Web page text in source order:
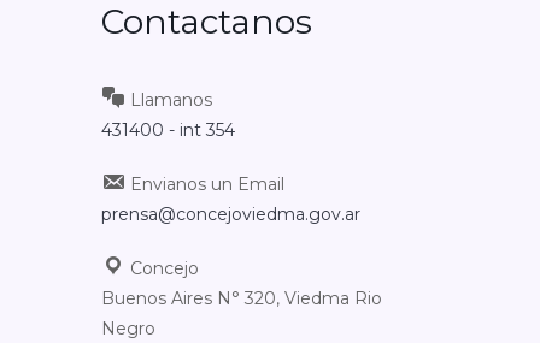
Contactanos
Llamanos
431400 - int 354
Envianos un Email
prensa@concejoviedma.gov.ar
Concejo
Buenos Aires N° 320, Viedma Rio
Negro